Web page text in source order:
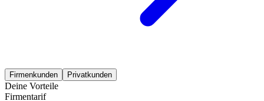
Firmenkunden Privatkunden
Deine Vorteile
Firmentarif